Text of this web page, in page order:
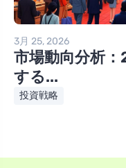
3月 25, 2026
市場動向分析
する...
投資戦略